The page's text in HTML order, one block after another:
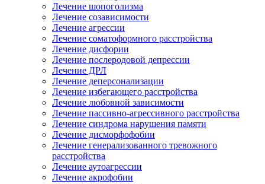
Лечение шопоголизма
Лечение созависимости
Лечение агрессии
Лечение соматоформного расстройства
Лечение дисфории
Лечение послеродовой депрессии
Лечение ДРЛ
Лечение деперсонализации
Лечение избегающего расстройства
Лечение любовной зависимости
Лечение пассивно-агрессивного расстройства
Лечение синдрома нарушения памяти
Лечение дисморфофобии
Лечение генерализованного тревожного
расстройства
Лечение аутоагрессии
Лечение акрофобии